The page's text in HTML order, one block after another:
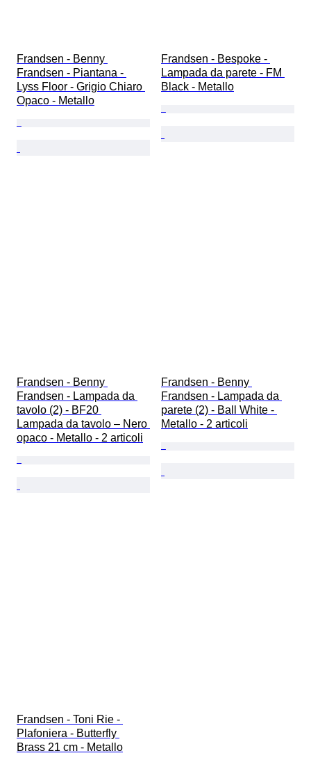
Frandsen - Benny
Frandsen - Piantana -
Lyss Floor - Grigio Chiaro
Opaco - Metallo
Frandsen - Bespoke -
Lampada da parete - FM
Black - Metallo
Frandsen - Benny
Frandsen - Lampada da
tavolo (2) - BF20
Lampada da tavolo – Nero
opaco - Metallo - 2 articoli
Frandsen - Benny
Frandsen - Lampada da
parete (2) - Ball White -
Metallo - 2 articoli
Frandsen - Toni Rie -
Plafoniera - Butterfly
Brass 21 cm - Metallo